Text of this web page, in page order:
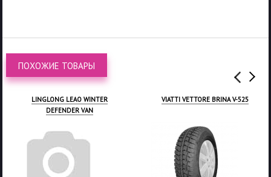
ПОХОЖИЕ ТОВАРЫ
VIATTI VETTORE BRINA V-525 KUMHO CX11